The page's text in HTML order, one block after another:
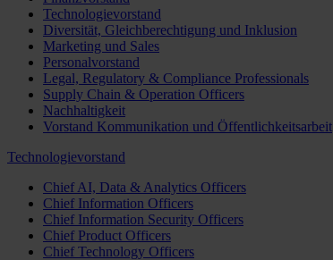
Technologievorstand
Diversität, Gleichberechtigung und Inklusion
Marketing und Sales
Personalvorstand
Legal, Regulatory & Compliance Professionals
Supply Chain & Operation Officers
Nachhaltigkeit
Vorstand Kommunikation und Öffentlichkeitsarbeit
Technologievorstand
Chief AI, Data & Analytics Officers
Chief Information Officers
Chief Information Security Officers
Chief Product Officers
Chief Technology Officers